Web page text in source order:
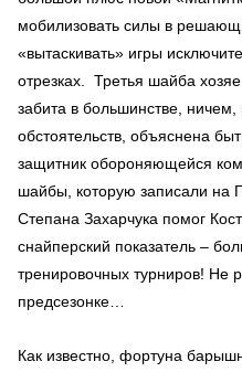
мобилизовать силы в
«вытаскивать» игры
отрезках. Третья шайба
забита в большинстве, ничем,
обстоятельств, объяснена
защитник обороняющейся
шайбы, которую записали на
Степана Захарчука помог
снайперский показатель –
тренировочных турниров! Не
предсезонке…
Как известно, фортуна